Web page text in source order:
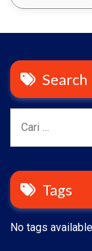
Search
untuk:
Tags
No tags